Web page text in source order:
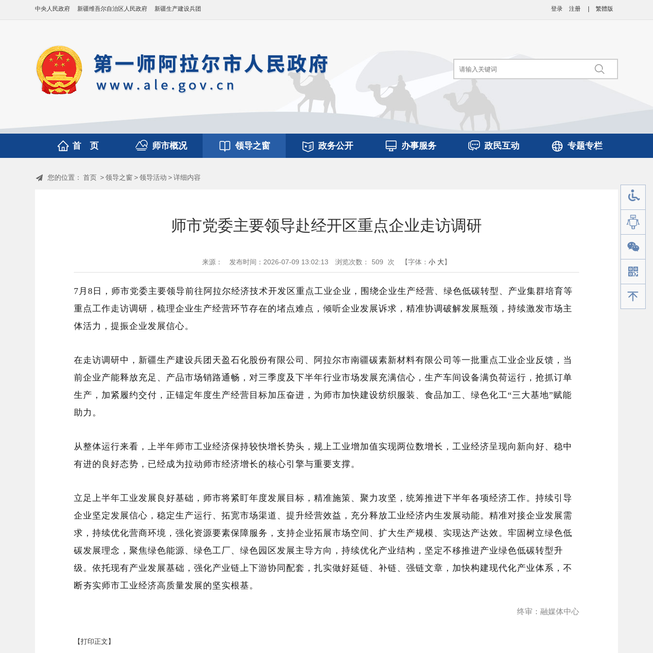
登录 注册 繁體版
中央人民政府 新疆维吾尔自治区人民政府 新疆生产建设兵团
首 页 师市概况 领导之窗 政务公开 办事服务 政民互动 专题专栏
您的位置： 首页 >领导之窗 >领导活动 >详细内容
师市党委主要领导赴经开区重点企业走访调研
来源： 发布时间：2026-07-09 13:02:13 浏览次数： 509 次 【字体： 小 大】
7月8日，师市党委主要领导前往 阿拉尔经济技术开发区重点工业企业，围绕企业生产经营、 绿色低碳转型、 产业集群培育等
重点工作走访调研 ，梳理企业生产经营环节存在的堵点难点，倾听企业发展诉求，精准协调破解发展瓶颈，持续激发市场主
体活力 ， 提振企业发展信心。
在走访调研中，新疆生产建设兵团天盈石化股份有限公司、阿拉尔市南疆碳素新材料有限公司等一批重点工业企业反馈，当
前企业产能释放充足、产品市场销路通畅， 对三季度及下半年行业市场发展充满信心 ，生产车间设备满负荷运行，抢抓订单
生产 ， 加紧履约交付 ， 正锚定年度生产经营目标加压奋进，为师市加快建设纺织服装、食品加工、绿色化工“三大基地”赋能
助力 。
从整体运行来看，上半年师市工业经济保持较快增长势头，规上工业增加值实现两位数增长，工业经济呈现向新向好、 稳中
有进的良好态势，已经成为拉动师市经济增长的核心引擎与重要支撑。
立足上半年工业发展良好基础，师市将紧盯年度发展目标，精准施策、聚力攻坚，统筹推进下半年各项经济工作。持续引导
企业坚定发展信心，稳定生产运行、拓宽市场渠道、提升经营效益，充分释放工业经济内生发展动能。 精准对接企业发展需
求，持续优化营商环境，强化资源要素保障服务，支持企业拓展市场空间、扩大生产规模、实现达产达效。 牢固树立绿色低
碳发展理念 ，聚焦绿色能源、绿色工厂、绿色园区 发展主导方向，持续优化产业结构，坚定不移推进产业绿色低碳转型升
级。 依托现有产业发展基础，强化产业链上下游协同配套，扎实做好延链、补链、强链文章，加快构建现代化产业体系，不
断夯实师市工业经济高质量发展的坚实根基。
终审：融媒体中心
【打印正文】
手机版